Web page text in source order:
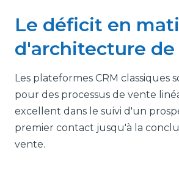
Le déficit en
d'architecture de
Les plateformes CRM classiques
pour des processus de vente
excellent dans le suivi d'un
premier contact jusqu'à la
vente.